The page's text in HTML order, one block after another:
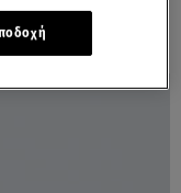
τη ΔΕΘ